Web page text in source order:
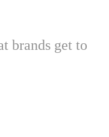
brands get to